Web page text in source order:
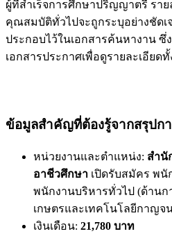
ผู้ที่สำเร็จการศึกษาปริญญาตรี รา
คุณสมบัติทั่วไปจะถูกระบุอย่างชัด
ประกอบไว้ในเอกสารค้นหางาน ซึ่
เอกสารประกาศเพื่อดูรายละเอียด
ข้อมูลสำคัญที่ต้องรู้จากสรุปก
หน่วยงานและตำแหน่ง: สำนั
อาชีวศึกษา เปิดรับสมัคร พนั
พนักงานบริหารทั่วไป (ด้าน
เกษตรและเทคโนโลยีกาญจ
เงินเดือน: 21,780 บาท